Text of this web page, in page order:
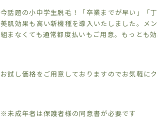
今話題の小中学生脱毛！「卒業までが早い」「
美肌効果も高い新機種を導入いたしました。メ
組まなくても通常都度払いもご用意。もっとも
お試し価格をご用意しておりますのでお気軽に
※未成年者は保護者様の同意書が必要です